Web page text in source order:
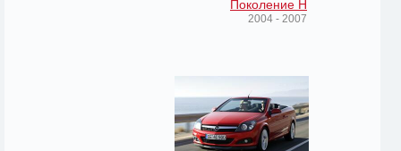
Поколение H
2004 - 2007